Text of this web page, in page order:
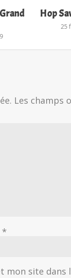
Hop
25
Les champs
*
mon site